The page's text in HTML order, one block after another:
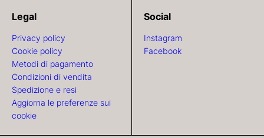
Legal
Privacy policy
Cookie policy
Metodi di pagamento
Condizioni di vendita
Spedizione e resi
Aggiorna le preferenze sui
cookie
Social
Instagram
Facebook